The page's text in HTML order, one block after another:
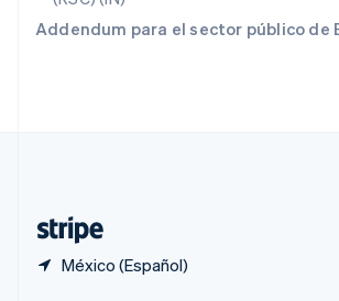
Addendum para el sector público de
México (Español)
English